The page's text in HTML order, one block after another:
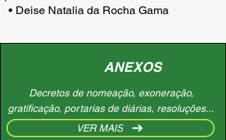
• Deise Natalia da Rocha Gama
ANEXOS
Decretos de nomeação, exoneração,
gratificação, portarias de diárias, resoluções...
VER MAIS